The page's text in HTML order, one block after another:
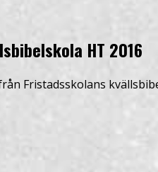
HT 2016
Fristadsskolans